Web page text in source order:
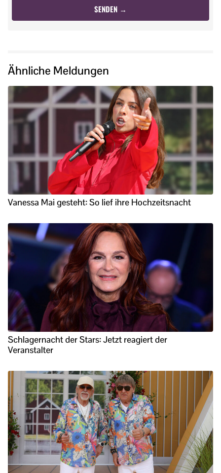
Ähnliche Meldungen
Vanessa Mai gesteht: So lief ihre Hochzeitsnacht
Schlagernacht der Stars: Jetzt reagiert der
Veranstalter